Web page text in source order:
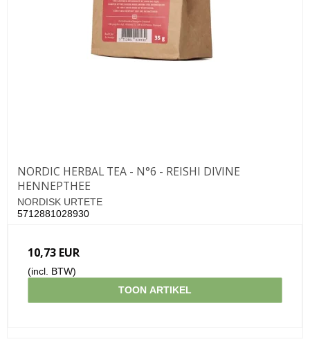
NORDIC HERBAL TEA - N°6 - REISHI DIVINE
HENNEPTHEE
NORDISK URTETE
5712881028930
10,73 EUR
(incl. BTW)
TOON ARTIKEL